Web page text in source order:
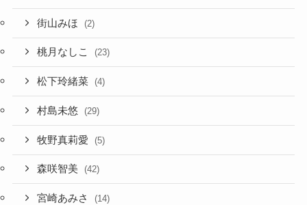
街山みほ (2)
桃月なしこ (23)
松下玲緒菜 (4)
村島未悠 (29)
牧野真莉愛 (5)
森咲智美 (42)
宮崎あみさ (14)